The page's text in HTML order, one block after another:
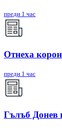
преди 1 час
Отнеха
преди 1 час
Гълъб Донев